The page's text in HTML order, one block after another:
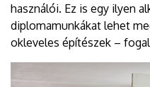
használói. Ez is egy ilyen
diplomamunkákat lehet
okleveles építészek –